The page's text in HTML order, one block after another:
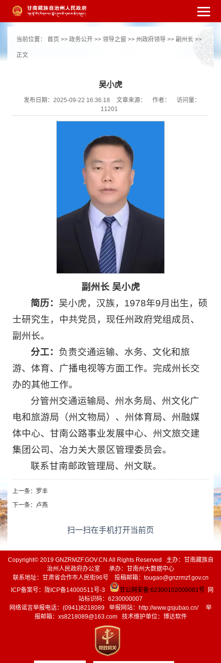
网站无障
打开适老化模式 登录
当前位置： 首页 >> 政务公开>> 领导之窗 >> 州政府领导>> 副州长>>
正文
吴小虎
发布日期：2025-09-22 16:36:18 文章来源： 作者：
访问量：
11201
副州长 吴小虎
简历： 吴小虎，汉族，1978年9月出生，硕
士研究生，中共党员，现任州政府党组成员、
副州长。
分工： 负责交通运输、水务、文化和旅
游、体育、广播电视等方面工作。完成州长交
办的其他工作。
分管州交通运输局、州水务局、州文化广
电和旅游局（州文物局）、州体育局、州融媒
体中心、甘南公路事业发展中心、州文旅交建
集团公司、冶力关大景区管理委员会。
联系甘南邮政管理局、州文联。
上一条： 罗丰
下一条： 卢燕
扫一扫在手机打开当前页
Copyright© 2019 GNZRMZF.GOV.CN All Rights Reserved 主办：甘南藏族自
治州人民政府办公室 承办：甘南州大数据中心
联系地址：甘肃省合作市人民街96号 投稿邮箱：tougao@gnzrmzf.gov.cn
ICP备案号：
陇ICP备14000511号-3 甘公网安备:62300102000081号网
站标识码：6230000007
网络谣言举报电话：(0941)8218089 举报网站： http://www.gsjubao.cn/举
报邮箱：xs8218089@163.com 技术维护单位：博达软件